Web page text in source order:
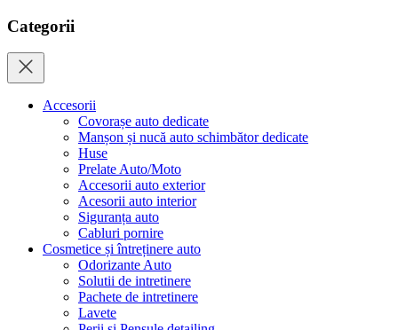
Categorii
Accesorii
Covorașe auto dedicate
Manșon și nucă auto schimbător dedicate
Huse
Prelate Auto/Moto
Accesorii auto exterior
Acesorii auto interior
Siguranța auto
Cabluri pornire
Cosmetice și întreținere auto
Odorizante Auto
Solutii de intretinere
Pachete de intretinere
Lavete